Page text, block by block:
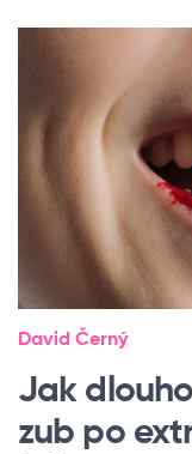
David Černý
Jak
zub po